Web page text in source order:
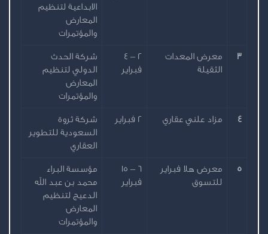
الابداعية لتنظيم
المعارض
والمؤتمرات
3
معرض المعدات
الثقيلة
2 – 4
فبراير
شركة الحدث
الدولي لتنظيم
المعارض
والمؤتمرات
4 مزاد علني عقاري 2 فبراير
شركة ثروة
السعودية للتطوير
العقاري
5
معرض هلا فبراير
للتسوق
6 – 15
فبراير
مؤسسة البراء
محمد بن عبد الله
الدعيج لتنظيم
المعارض
والمؤتمرات